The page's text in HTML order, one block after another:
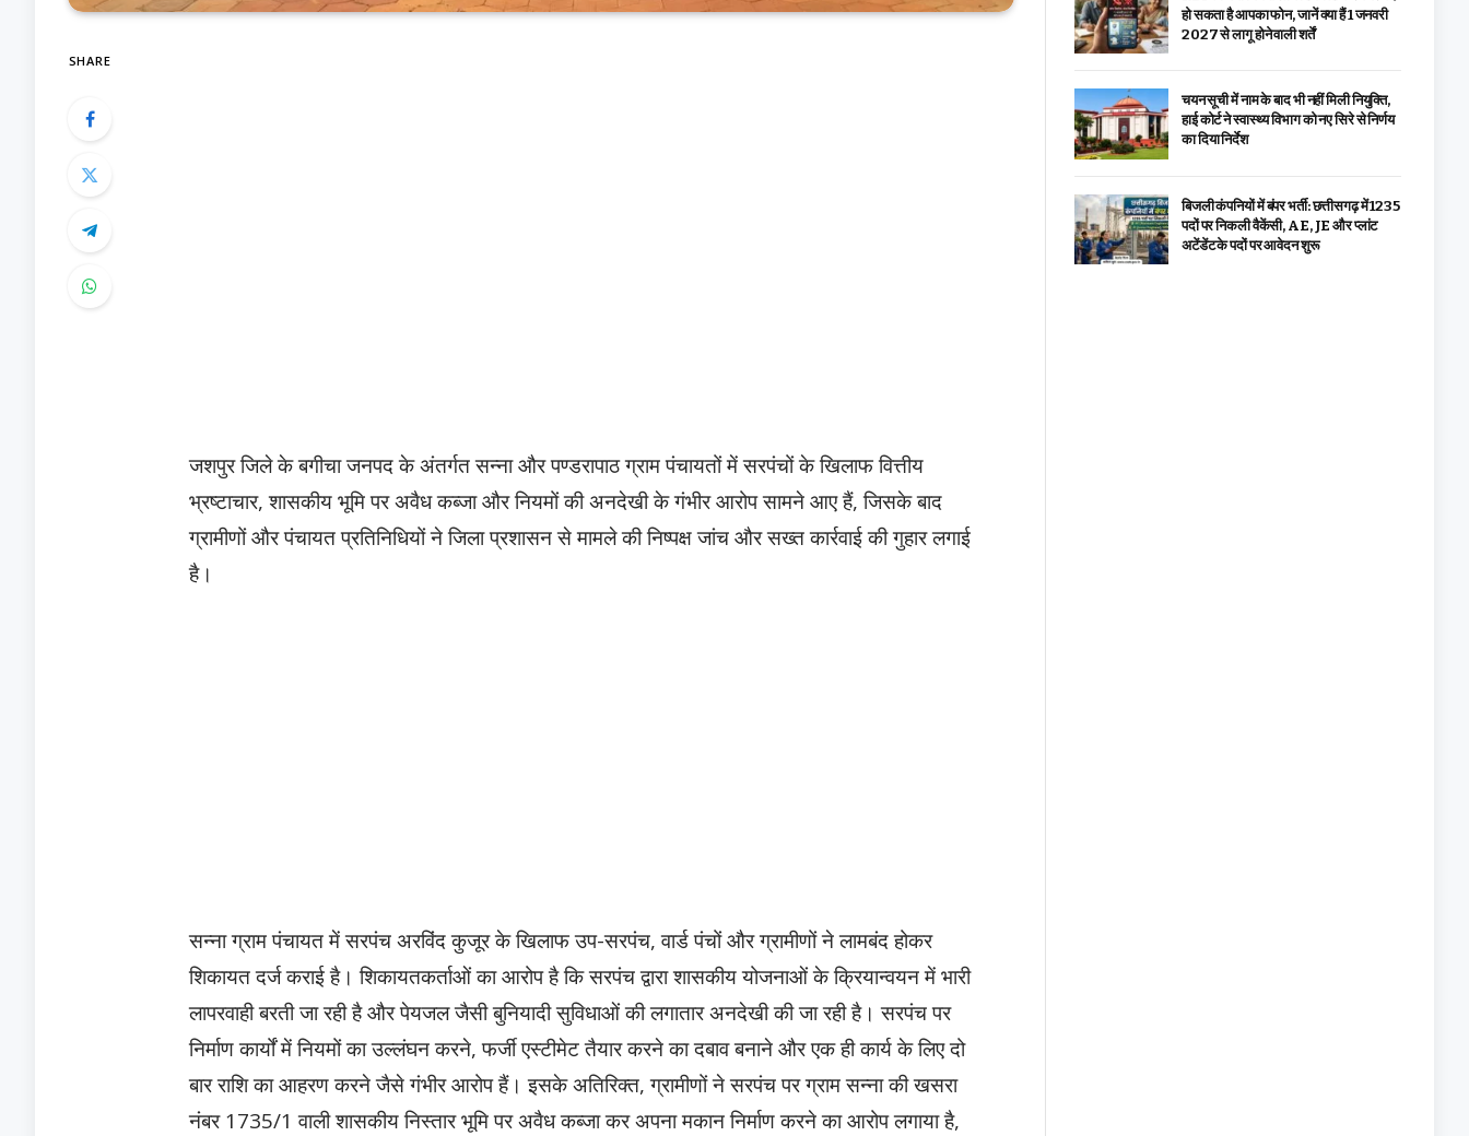
SHARE
​जशपुर जिले के बगीचा जनपद के अंतर्गत सन्ना और पण्डरापाठ ग्राम पंचायतों में सरपंचों के खिलाफ वित्तीय
भ्रष्टाचार, शासकीय भूमि पर अवैध कब्जा और नियमों की अनदेखी के गंभीर आरोप सामने आए हैं, जिसके बाद
ग्रामीणों और पंचायत प्रतिनिधियों ने जिला प्रशासन से मामले की निष्पक्ष जांच और सख्त कार्रवाई की गुहार लगाई
है।
​सन्ना ग्राम पंचायत में सरपंच अरविंद कुजूर के खिलाफ उप-सरपंच, वार्ड पंचों और ग्रामीणों ने लामबंद होकर
शिकायत दर्ज कराई है। शिकायतकर्ताओं का आरोप है कि सरपंच द्वारा शासकीय योजनाओं के क्रियान्वयन में भारी
लापरवाही बरती जा रही है और पेयजल जैसी बुनियादी सुविधाओं की लगातार अनदेखी की जा रही है। सरपंच पर
निर्माण कार्यों में नियमों का उल्लंघन करने, फर्जी एस्टीमेट तैयार करने का दबाव बनाने और एक ही कार्य के लिए दो
बार राशि का आहरण करने जैसे गंभीर आरोप हैं। इसके अतिरिक्त, ग्रामीणों ने सरपंच पर ग्राम सन्ना की खसरा
नंबर 1735/1 वाली शासकीय निस्तार भूमि पर अवैध कब्जा कर अपना मकान निर्माण करने का आरोप लगाया है,
हो सकता है आपका फोन, जानें क्या हैं 1 जनवरी
2027 से लागू होने वाली शर्तें
चयन सूची में नाम के बाद भी नहीं मिली नियुक्ति,
हाई कोर्ट ने स्वास्थ्य विभाग को नए सिरे से निर्णय
का दिया निर्देश
बिजली कंपनियों में बंपर भर्ती: छत्तीसगढ़ में 1235
पदों पर निकली वैकेंसी, AE, JE और प्लांट
अटेंडेंट के पदों पर आवेदन शुरू